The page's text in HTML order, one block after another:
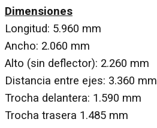
Dimensiones
Longitud: 5.960 mm
Ancho: 2.060 mm
Alto (sin deflector): 2.260 mm
Distancia entre ejes: 3.360 mm
Trocha delantera: 1.590 mm
Trocha trasera 1.485 mm